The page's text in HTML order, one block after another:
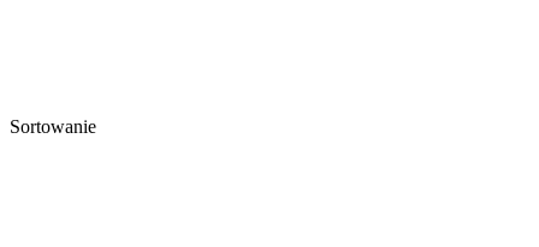
Sortowanie